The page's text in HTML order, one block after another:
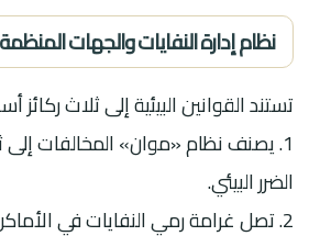
نظام إدارة النفايات والجهات المنظمة
تستند القوانين البيئية إلى ثلاث ركائز
1. يصنف نظام «موان» المخالفات
الضرر البيئي.
2. تصل غرامة رمي النفايات في